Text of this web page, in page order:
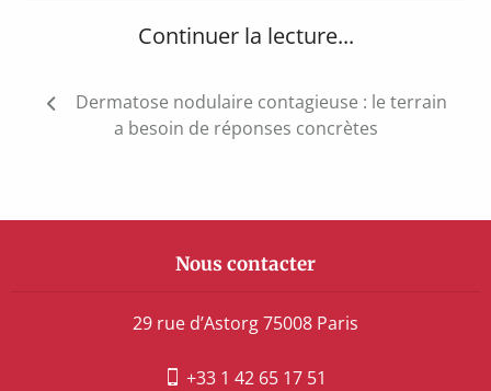
Continuer la lecture...
Navigation
de
Dermatose nodulaire contagieuse : le terrain
a besoin de réponses concrètes
Nous contacter
29 rue d’Astorg 75008 Paris
+33 1 42 65 17 51